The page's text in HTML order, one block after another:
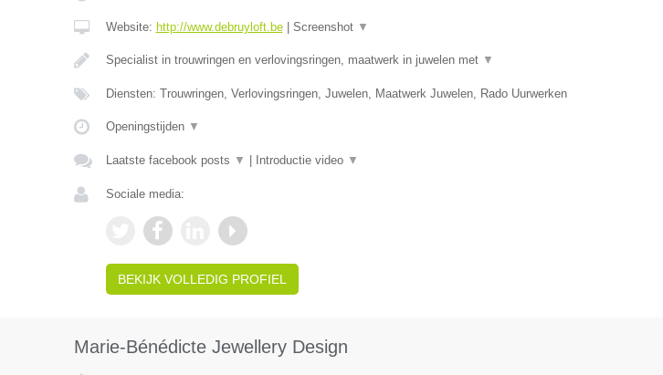
Website: http://www.debruyloft.be| Screenshot ▼
Specialist in trouwringen en verlovingsringen, maatwerk in juwelen met ▼
Diensten: Trouwringen, Verlovingsringen, Juwelen, Maatwerk Juwelen, Rado Uurwerken
Openingstijden ▼
Laatste facebook posts ▼ Introductie video ▼
Sociale media:
BEKIJK VOLLEDIG PROFIEL
Marie-Bénédicte Jewellery Design